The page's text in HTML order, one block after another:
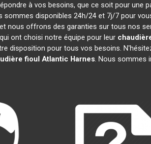
à vos besoins, que ce soit pour une
disponibles 24h/24 et 7j/7 pour
nous offrons des garanties sur tous nos
ont choisi notre équipe pour leur
disposition pour tous vos besoins.
fioul Atlantic Harnes. Nous sommes